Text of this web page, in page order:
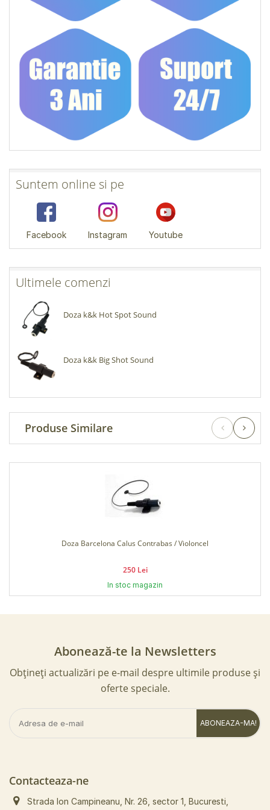
Suntem online si pe
Facebook Instagram Youtube
Ultimele comenzi
Doza k&k Hot Spot Sound
Doza k&k Big Shot Sound
Produse Similare
Doza Barcelona Calus Contrabas / Violoncel
In stoc magazin
Abonează-te la Newsletters
Obțineți actualizări pe e-mail despre ultimile produse și
oferte speciale.
ABONEAZA-MA!
Contacteaza-ne
Strada Ion Campineanu, Nr. 26, sector 1, Bucuresti,